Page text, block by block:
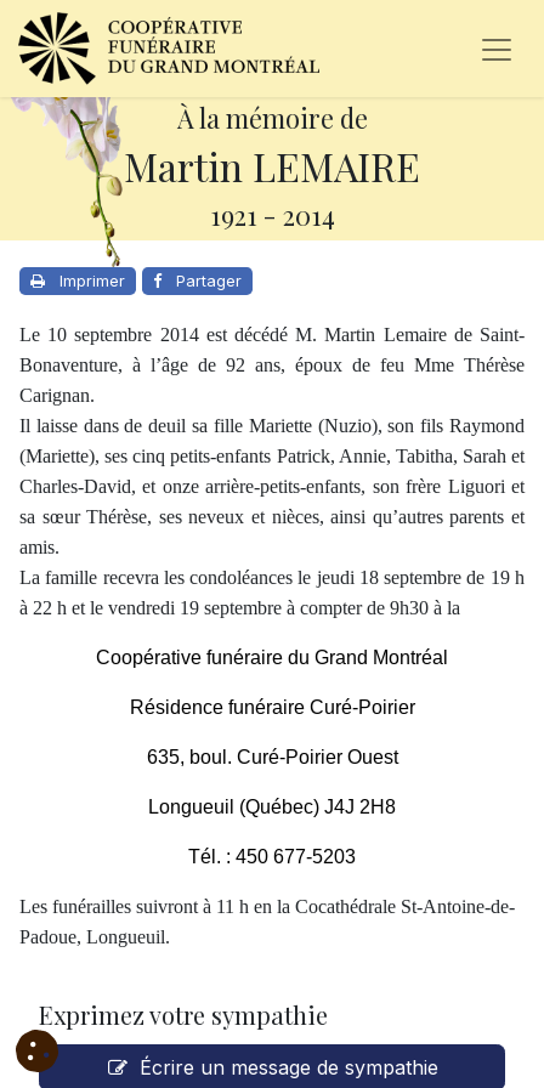
À la mémoire de
Martin LEMAIRE
1921 - 2014
Imprimer Partager
Le 10 septembre 2014 est décédé M. Martin Lemaire de Saint-
Bonaventure, à l’âge de 92 ans, époux de feu Mme Thérèse
Carignan.
Il laisse dans de deuil sa fille Mariette (Nuzio), son fils Raymond
(Mariette), ses cinq petits-enfants Patrick, Annie, Tabitha, Sarah et
Charles-David, et onze arrière-petits-enfants, son frère Liguori et
sa sœur Thérèse, ses neveux et nièces, ainsi qu’autres parents et
amis.
La famille recevra les condoléances le jeudi 18 septembre de 19 h
à 22 h et le vendredi 19 septembre à compter de 9h30 à la
Coopérative funéraire du Grand Montréal
Résidence funéraire Curé-Poirier
635, boul. Curé-Poirier Ouest
Longueuil (Québec) J4J 2H8
Tél. : 450 677-5203
Les funérailles suivront à 11 h en la Cocathédrale St-Antoine-de-
Padoue, Longueuil.
Exprimez votre sympathie
Écrire un message de sympathie